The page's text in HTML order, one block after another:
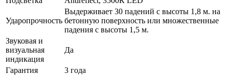
Ударопрочность
Выдерживает 30 падений с высоты 1,8 м. на
бетонную поверхность или множественные
падения с высоты 1,5 м.
Звуковая и
визуальная
индикация
Да
Гарантия 3 года